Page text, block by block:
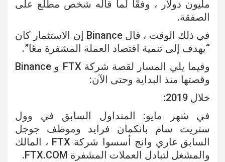
مليون دولار ، وفقًا لما قاله شخص مطلع على
الصفقة.
في ذلك الوقت ، قال Binance إن الاستثمار كان
“يهدف إلى تنمية اقتصاد العملة المشفرة معًا”.
وفيما يلي المسار لقصة شركة FTX و Binance
وقصتها منذ البداية وحتى الآن:
خلال 2019:
في شهر مايو: المتداول السابق في وول
ستريت سام بانكمان فرايد وموظف جوجل
السابق غاري وانج أسسوا شركة FTX ، المالك
والمشغل لتبادل العملات المشفرة FTX.COM.